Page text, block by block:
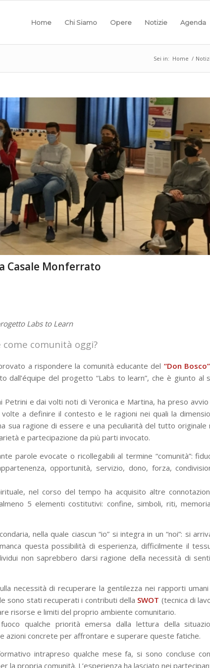
Home Chi Siamo Opere Notizie Agenda
Sei in: Home /
Casale Monferrato
Labs to Learn
comunità oggi?
a rispondere la comunità educante del “Don
dall’équipe del progetto “Labs to learn”, che è giunto al
e dai volti noti di Veronica e Martina, ha preso avvio
a definire il contesto e le ragioni nei quali la
sua ragione di essere e una peculiarità del tutto originale
e partecipazione da più parti invocato.
parole evocate o ricollegabili al termine “comunità”:
opportunità, servizio, dono, forza,
nel corso del tempo ha acquisito altre
5 elementi costitutivi: confine, simboli, riti,
nella quale ciascun “io” si integra in un “noi”: si
questa possibilità di esperienza, difficilmente il
non saprebbero darsi ragione della necessità di
necessità di recuperare la gentilezza nei rapporti umani
sono stati recuperati i contributi della SWOT (tecnica di
risorse e limiti del proprio ambiente comunitario.
qualche priorità emersa dalla lettura della
azioni concrete per affrontare e superare queste fatiche.
intrapreso qualche mese fa, si sono concluse
la propria comunità. L’esperienza ha lasciato nei